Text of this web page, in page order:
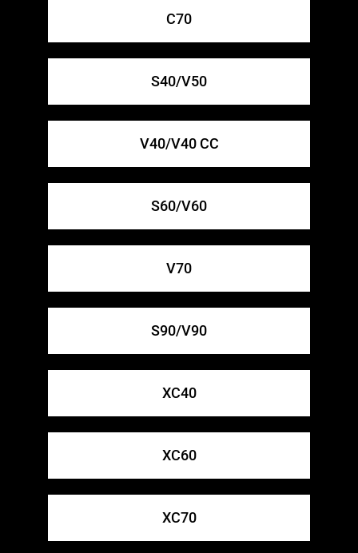
C70
S40/V50
V40/V40 CC
S60/V60
V70
S90/V90
XC40
XC60
XC70